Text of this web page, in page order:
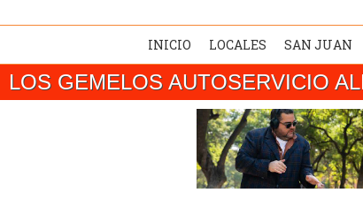
INICIO LOCALES SAN JUAN
LOS GEMELOS AUTOSERVICIO
SAN JUAN/ El gobernador Marcelo